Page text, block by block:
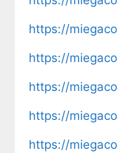
https://
https://
https://
https://
https://